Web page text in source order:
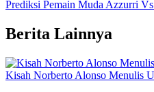
Prediksi Pemain Muda Azzurri Vs
Berita Lainnya
Kisah Norberto Alonso Menulis